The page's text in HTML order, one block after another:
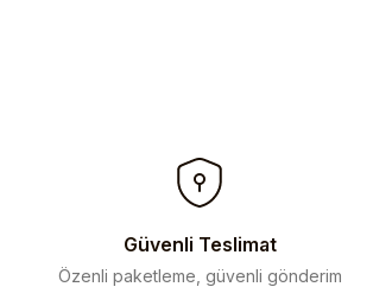
Güvenli Teslimat
Özenli paketleme, güvenli gönderim